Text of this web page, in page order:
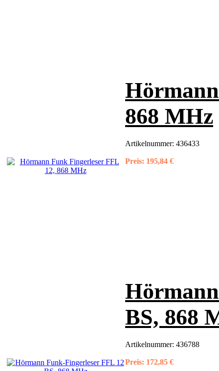
868 MHz
Artikelnummer: 436433
Preis: 195,84 €
BS, 868
Artikelnummer: 436788
Preis: 172,85 €